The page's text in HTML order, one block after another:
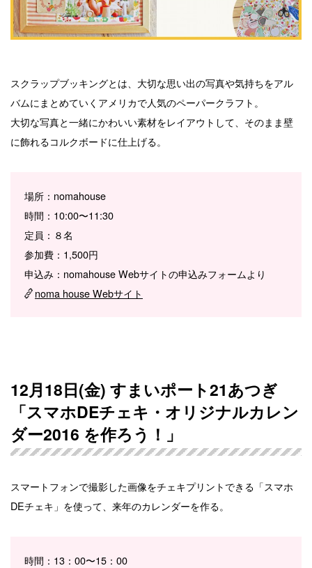
スクラップブッキングとは、大切な思い出の写真や気持ちをアル
バムにまとめていくアメリカで人気のペーパークラフト。
大切な写真と一緒にかわいい素材をレイアウトして、そのまま壁
に飾れるコルクボードに仕上げる。
場所：nomahouse
時間：10:00〜11:30
定員：８名
参加費：1,500円
申込み：nomahouse Webサイトの申込みフォームより
noma house Webサイト
12月18日(金) すまいポート21あつぎ
「スマホDEチェキ・オリジナルカレン
ダー2016 を作ろう！」
スマートフォンで撮影した画像をチェキプリントできる「スマホ
DEチェキ」を使って、来年のカレンダーを作る。
時間：13：00〜15：00